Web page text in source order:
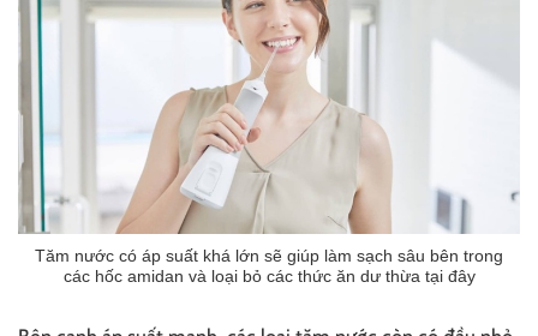
Tăm nước có áp suất khá lớn sẽ giúp làm sạch sâu bên trong
các hốc amidan và loại bỏ các thức ăn dư thừa tại đây